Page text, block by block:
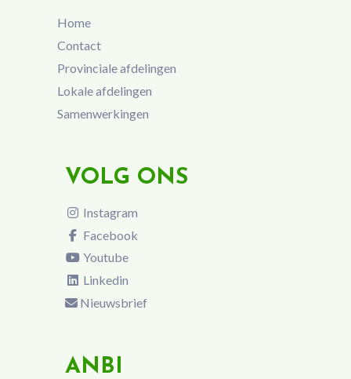
Home
Contact
Provinciale afdelingen
Lokale afdelingen
Samenwerkingen
VOLG ONS
Instagram
Facebook
Youtube
Linkedin
Nieuwsbrief
ANBI